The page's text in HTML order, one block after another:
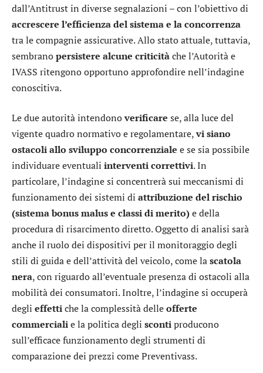
dall’Antitrust in diverse segnalazioni – con l’obiettivo di
accrescere l’efficienza del sistema e la concorrenza
tra le compagnie assicurative. Allo stato attuale, tuttavia,
sembranopersistere alcune criticitàche l’Autorità e
IVASS ritengono opportuno approfondire nell’indagine
conoscitiva.
Le due autorità intendonoverificare se, alla luce del
vigente quadro normativo e regolamentare,vi siano
ostacoli allo sviluppo concorrenziale e se sia possibile
individuare eventuali interventi correttivi. In
particolare, l’indagine si concentrerà sui meccanismi di
funzionamento dei sistemi di attribuzione del rischio
(sistema bonus malus e classi di merito)e della
procedura di risarcimento diretto. Oggetto di analisi sarà
anche il ruolo dei dispositivi per il monitoraggio degli
stili di guida e dell’attività del veicolo, come lascatola
nera, con riguardo all’eventuale presenza di ostacoli alla
mobilità dei consumatori. Inoltre, l’indagine si occuperà
degli effettiche la complessità delleofferte
commercialie la politica degli scontiproducono
sull’efficace funzionamento degli strumenti di
comparazione dei prezzi come Preventivass.